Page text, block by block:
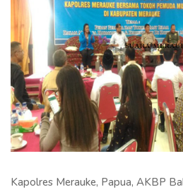
Kapolres Merauke, Papua, AKBP